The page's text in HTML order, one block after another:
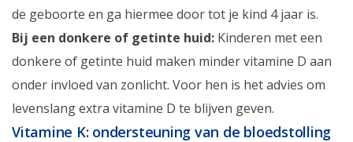
de geboorte en ga hiermee door tot je kind 4 jaar is.
Bij een donkere of getinte huid: Kinderen met een
donkere of getinte huid maken minder vitamine D aan
onder invloed van zonlicht. Voor hen is het advies om
levenslang extra vitamine D te blijven geven.
Vitamine K: ondersteuning van de bloedstolling